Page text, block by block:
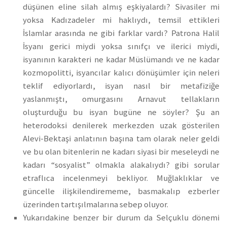
düşünen eline silah almış eşkiyalardı? Sivasiler mi
yoksa Kadızadeler mi haklıydı, temsil ettikleri
İslamlar arasında ne gibi farklar vardı? Patrona Halil
İsyanı gerici miydi yoksa sınıfçı ve ilerici miydi,
isyanının karakteri ne kadar Müslümandı ve ne kadar
kozmopolitti, isyancılar kalıcı dönüşümler için neleri
teklif ediyorlardı, isyan nasıl bir metafiziğe
yaslanmıştı, omurgasını Arnavut tellakların
oluşturduğu bu isyan bugüne ne söyler? Şu an
heterodoksi denilerek merkezden uzak gösterilen
Alevi-Bektaşi anlatının başına tam olarak neler geldi
ve bu olan bitenlerin ne kadarı siyasi bir meseleydi ne
kadarı “sosyalist” olmakla alakalıydı? gibi sorular
etraflıca incelenmeyi bekliyor. Muğlaklıklar ve
güncelle ilişkilendirememe, basmakalıp ezberler
üzerinden tartışılmalarına sebep oluyor.
Yukarıdakine benzer bir durum da Selçuklu dönemi